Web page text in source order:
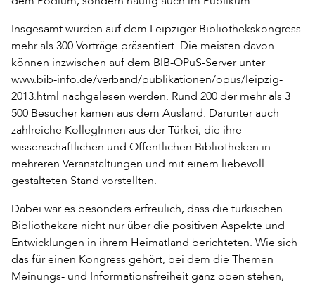
Insgesamt wurden auf dem Leipziger Bibliothekskongress
mehr als 300 Vorträge präsentiert. Die meisten davon
können inzwischen auf dem BIB-OPuS-Server unter
www.bib-info.de/verband/publikationen/opus/leipzig-
2013.html nachgelesen werden. Rund 200 der mehr als 3
500 Besucher kamen aus dem Ausland. Darunter auch
zahlreiche KollegInnen aus der Türkei, die ihre
wissenschaftlichen und Öffentlichen Bibliotheken in
mehreren Veranstaltungen und mit einem liebevoll
gestalteten Stand vorstellten.
Dabei war es besonders erfreulich, dass die türkischen
Bibliothekare nicht nur über die positiven Aspekte und
Entwicklungen in ihrem Heimatland berichteten. Wie sich
das für einen Kongress gehört, bei dem die Themen
Meinungs- und Informationsfreiheit ganz oben stehen,